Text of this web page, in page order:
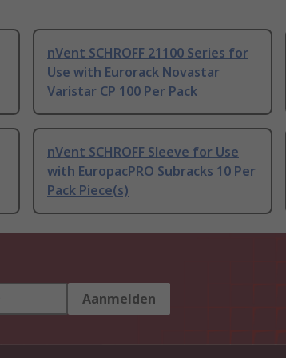
nVent SCHROFF 21100 Series for
Use with Eurorack Novastar
Varistar CP 100 Per Pack
nVent SCHROFF Sleeve for Use
with EuropacPRO Subracks 10 Per
Pack Piece(s)
Aanmelden